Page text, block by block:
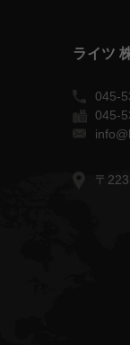
ライツ
045-
045-
〒